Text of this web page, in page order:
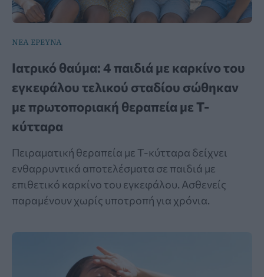
ΝΕΑ ΕΡΕΥΝΑ
Ιατρικό θαύμα: 4 παιδιά με καρκίνο του
εγκεφάλου τελικού σταδίου σώθηκαν
με πρωτοποριακή θεραπεία με Τ-
κύτταρα
Πειραματική θεραπεία με Τ-κύτταρα δείχνει
ενθαρρυντικά αποτελέσματα σε παιδιά με
επιθετικό καρκίνο του εγκεφάλου. Ασθενείς
παραμένουν χωρίς υποτροπή για χρόνια.